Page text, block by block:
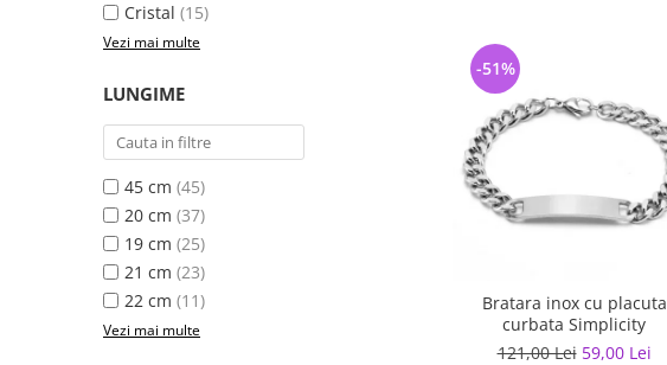
Cristal (15)
Vezi mai multe
LUNGIME
45 cm (45)
20 cm (37)
19 cm (25)
21 cm (23)
22 cm (11)
Vezi mai multe
Bratara inox cu placuta
curbata Simplicity
121,00 Lei 59,00 Lei
-51%